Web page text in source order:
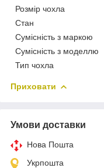
Розмір чохла
Стан
Сумісність з маркою
Сумісність з моделлю
Тип чохла
Приховати
Умови доставки
Нова Пошта
Укрпошта